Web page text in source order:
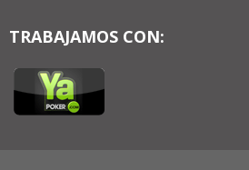
TRABAJAMOS CON: